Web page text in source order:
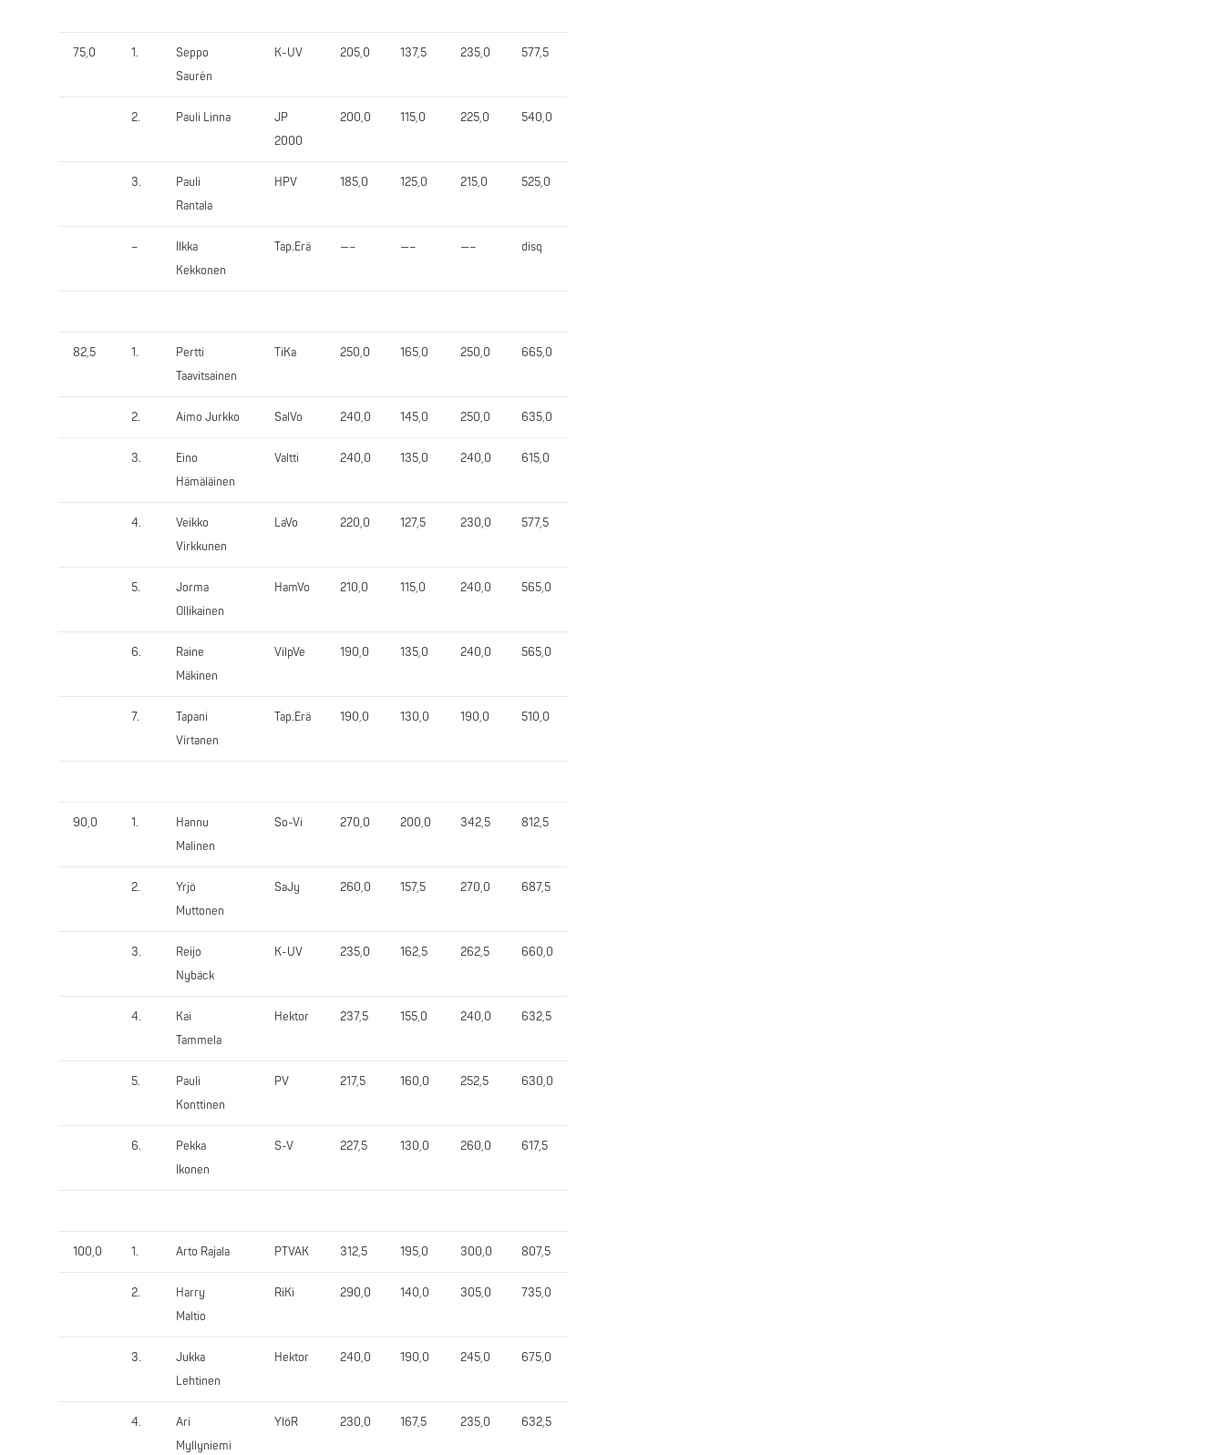
75,0 1.
Seppo
Saurén
K-UV 205,0 137,5 235,0 577,5
2. Pauli Linna
JP
2000
200,0 115,0 225,0 540,0
3.
Pauli
Rantala
HPV 185,0 125,0 215,0 525,0
–
Ilkka
Kekkonen
Tap.Erä —– —– —– disq
82,5 1.
Pertti
Taavitsainen
TiKa 250,0 165,0 250,0 665,0
2. Aimo Jurkko SalVo 240,0 145,0 250,0 635,0
3.
Eino
Hämäläinen
Valtti 240,0 135,0 240,0 615,0
4.
Veikko
Virkkunen
LaVo 220,0 127,5 230,0 577,5
5.
Jorma
Ollikainen
HamVo 210,0 115,0 240,0 565,0
6.
Raine
Mäkinen
VilpVe 190,0 135,0 240,0 565,0
7.
Tapani
Virtanen
Tap.Erä 190,0 130,0 190,0 510,0
90,0 1.
Hannu
Malinen
So-Vi 270,0 200,0 342,5 812,5
2.
Yrjö
Muttonen
SaJy 260,0 157,5 270,0 687,5
3.
Reijo
Nybäck
K-UV 235,0 162,5 262,5 660,0
4.
Kai
Tammela
Hektor 237,5 155,0 240,0 632,5
5.
Pauli
Konttinen
PV 217,5 160,0 252,5 630,0
6.
Pekka
Ikonen
S-V 227,5 130,0 260,0 617,5
100,0 1. Arto Rajala PTVAK 312,5 195,0 300,0 807,5
2.
Harry
Maltio
RiKi 290,0 140,0 305,0 735,0
3.
Jukka
Lehtinen
Hektor 240,0 190,0 245,0 675,0
4.
Ari
Myllyniemi
YlöR 230,0 167,5 235,0 632,5